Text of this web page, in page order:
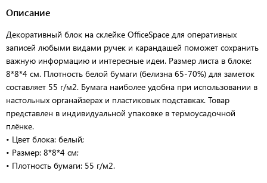
Описание
Декоративный блок на склейке OfficeSpace для оперативных
записей любыми видами ручек и карандашей поможет сохранить
важную информацию и интересные идеи. Размер листа в блоке:
8*8*4 см. Плотность белой бумаги (белизна 65-70%) для заметок
составляет 55 г/м2. Бумага наиболее удобна при использовании в
настольных органайзерах и пластиковых подставках. Товар
представлен в индивидуальной упаковке в термоусадочной
плёнке.
• Цвет блока: белый;
• Размер: 8*8*4 см;
• Плотность бумаги: 55 г/м2.